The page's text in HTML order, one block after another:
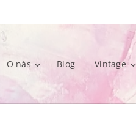
O nás Blog Vintage